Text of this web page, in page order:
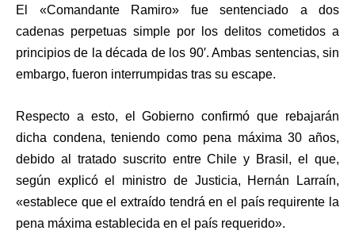
El «Comandante Ramiro» fue sentenciado a dos
cadenas perpetuas simple por los delitos cometidos a
principios de la década de los 90′. Ambas sentencias, sin
embargo, fueron interrumpidas tras su escape.
Respecto a esto, el Gobierno confirmó que rebajarán
dicha condena, teniendo como pena máxima 30 años,
debido al tratado suscrito entre Chile y Brasil, el que,
según explicó el ministro de Justicia, Hernán Larraín,
«establece que el extraído tendrá en el país requirente la
pena máxima establecida en el país requerido».